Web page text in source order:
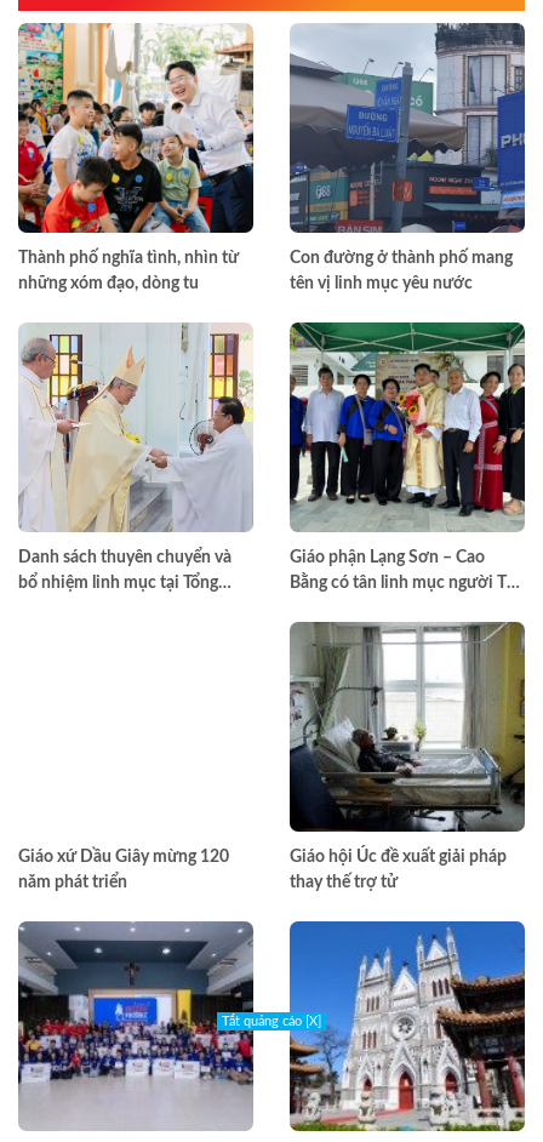
Thành phố nghĩa tình, nhìn từ
những xóm đạo, dòng tu
Con đường ở thành phố mang
tên vị linh mục yêu nước
Danh sách thuyên chuyển và
bổ nhiệm linh mục tại Tổng
Giáo phận Lạng Sơn – Cao
Bằng có tân linh mục người Tày
Giáo xứ Dầu Giây mừng 120
năm phát triển
Giáo hội Úc đề xuất giải pháp
thay thế trợ tử
Tắt quảng cáo [X]